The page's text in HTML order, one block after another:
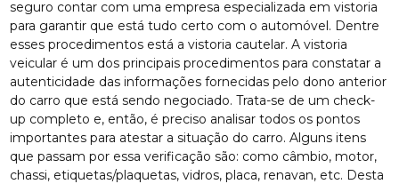
seguro contar com uma empresa especializada em vistoria
para garantir que está tudo certo com o automóvel. Dentre
esses procedimentos está a vistoria cautelar. A vistoria
veicular é um dos principais procedimentos para constatar a
autenticidade das informações fornecidas pelo dono anterior
do carro que está sendo negociado. Trata-se de um check-
up completo e, então, é preciso analisar todos os pontos
importantes para atestar a situação do carro. Alguns itens
que passam por essa verificação são: como câmbio, motor,
chassi, etiquetas/plaquetas, vidros, placa, renavan, etc. Desta